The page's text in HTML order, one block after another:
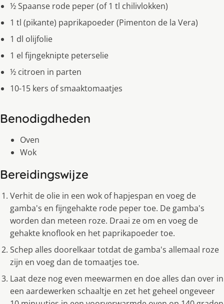
½ Spaanse rode peper (of 1 tl chilivlokken)
1 tl (pikante) paprikapoeder (Pimenton de la Vera)
1 dl olĳfolie
1 el fijngeknipte peterselie
½ citroen in parten
10-15 kers of smaaktomaatjes
Benodigdheden
Oven
Wok
Bereidingswijze
Verhit de olie in een wok of hapjespan en voeg de
gamba's en fijngehakte rode peper toe. De gamba's
worden dan meteen roze. Draai ze om en voeg de
gehakte knoflook en het paprikapoeder toe.
Schep alles doorelkaar totdat de gamba's allemaal roze
zĳn en voeg dan de tomaatjes toe.
Laat deze nog even meewarmen en doe alles dan over in
een aardewerken schaaltje en zet het geheel ongeveer